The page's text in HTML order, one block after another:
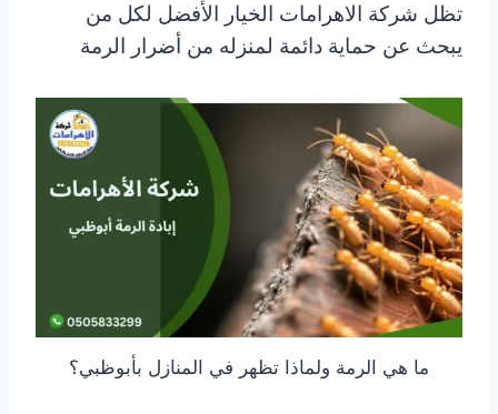
تظل شركة الاهرامات الخيار الأفضل لكل من
يبحث عن حماية دائمة لمنزله من أضرار الرمة
ما هي الرمة ولماذا تظهر في المنازل بأبوظبي؟